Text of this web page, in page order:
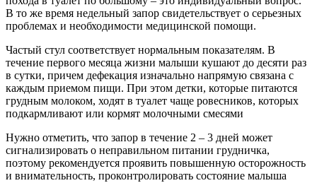
В то же время недельный запор свидетельствует о серьезных
проблемах и необходимости медицинской помощи.
Частый стул соответствует нормальным показателям. В
течение первого месяца жизни малыши кушают до десяти раз
в сутки, причем дефекация изначально напрямую связана с
каждым приемом пищи. При этом детки, которые питаются
грудным молоком, ходят в туалет чаще ровесников, которых
подкармливают или кормят молочными смесями
Нужно отметить, что запор в течение 2 – 3 дней может
сигнализировать о неправильном питании грудничка,
поэтому рекомендуется проявить повышенную осторожность
и внимательность, проконтролировать состояние малыша